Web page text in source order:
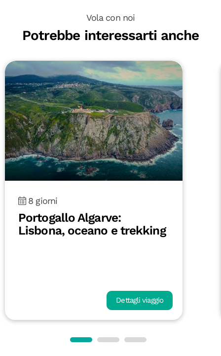
Vola con noi
Potrebbe interessarti anche
8 giorni
Portogallo Algarve:
Lisbona, oceano e trekking
Dettagli viaggio